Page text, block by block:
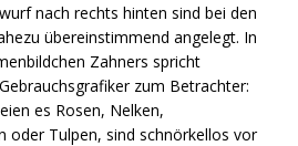
nach rechts hinten sind bei den
übereinstimmend angelegt. In
Zahners spricht
zum Betrachter:
es Rosen, Nelken,
oder Tulpen, sind schnörkellos vor